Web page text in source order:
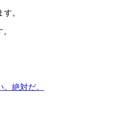
。
絶対だ。